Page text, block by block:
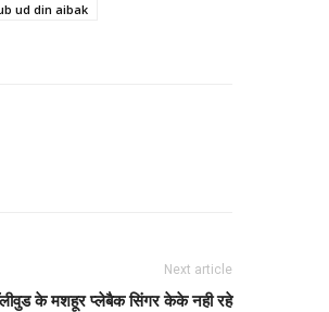
ud din aibak
Next article
के मशहूर प्लेबैक सिंगर केके नही रहे